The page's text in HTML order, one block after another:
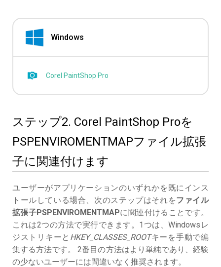
Windows
Corel PaintShop Pro
ステップ2. Corel PaintShop Proを
PSPENVIROMENTMAPファイル拡張
子に関連付けます
ユーザーがアプリケーションのいずれかを既にインス
トールしている場合、次のステップはそれをファイル
拡張子PSPENVIROMENTMAPに関連付けることです。
これは2つの方法で実行できます。1つは、Windowsレ
ジストリキーと HKEY_CLASSES_ROOTキーを手動で編
集する方法です。 2番目の方法はより単純であり、経験
の少ないユーザーには間違いなく推奨されます。